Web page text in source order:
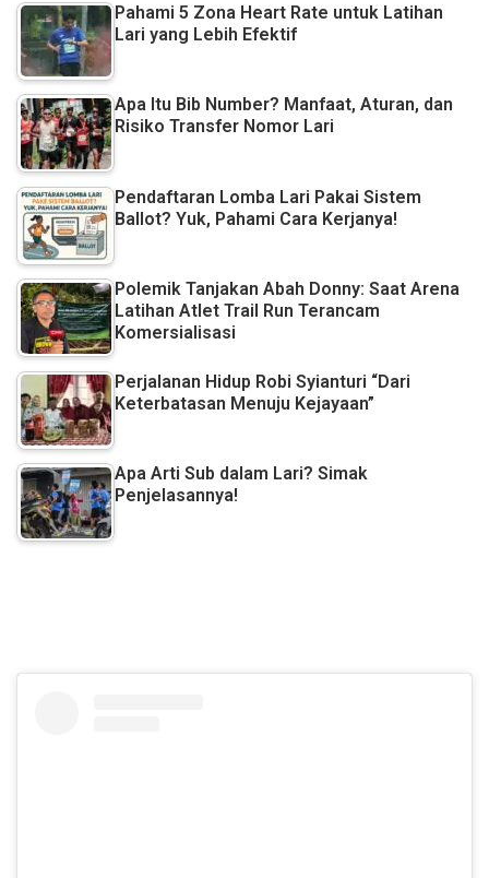
Pahami 5 Zona Heart Rate untuk Latihan
Lari yang Lebih Efektif
Apa Itu Bib Number? Manfaat, Aturan, dan
Risiko Transfer Nomor Lari
Pendaftaran Lomba Lari Pakai Sistem
Ballot? Yuk, Pahami Cara Kerjanya!
Polemik Tanjakan Abah Donny: Saat Arena
Latihan Atlet Trail Run Terancam
Komersialisasi
Perjalanan Hidup Robi Syianturi “Dari
Keterbatasan Menuju Kejayaan”
Apa Arti Sub dalam Lari? Simak
Penjelasannya!